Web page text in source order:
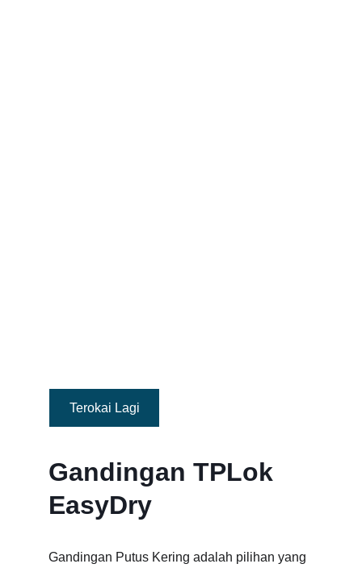
Terokai Lagi
Gandingan TPLok
EasyDry
Gandingan Putus Kering adalah pilihan yang